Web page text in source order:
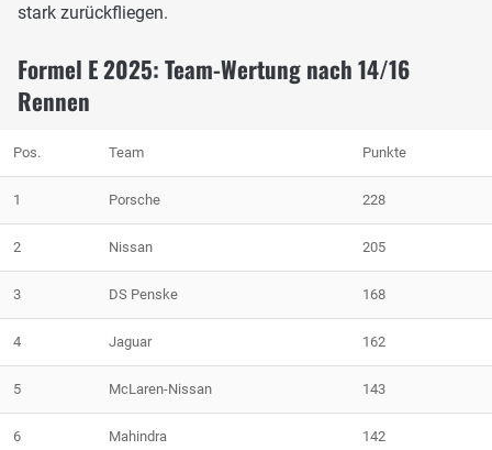
stark zurückfliegen.
Formel E 2025: Team-Wertung nach 14/16
Rennen
Pos. Team Punkte
1 Porsche 228
2 Nissan 205
3 DS Penske 168
4 Jaguar 162
5 McLaren-Nissan 143
6 Mahindra 142